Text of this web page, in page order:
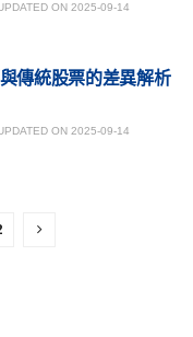
ON 2025-09-14
傳統股票的差異解析
ON 2025-09-14